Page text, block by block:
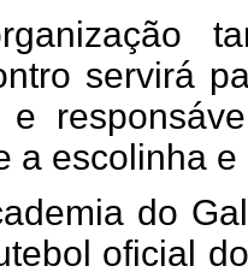
servirá
e
a escolinha
do
oficial